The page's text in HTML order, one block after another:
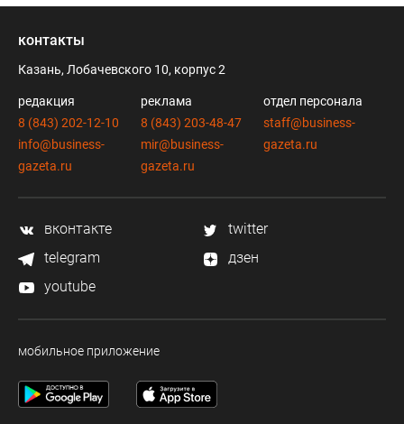
контакты
Казань, Лобачевского 10, корпус 2
редакция
8 (843) 202-12-10
info@business-
gazeta.ru
реклама
8 (843) 203-48-47
mir@business-
gazeta.ru
отдел персонала
staff@business-
gazeta.ru
вконтакте
twitter
telegram
дзен
youtube
мобильное приложение